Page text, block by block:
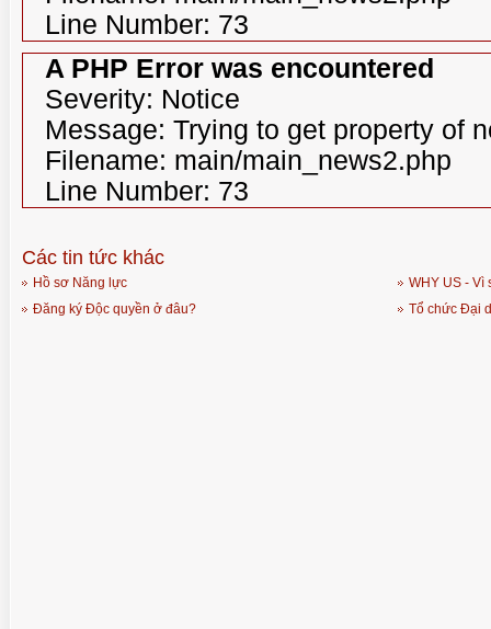
Line Number: 73
A PHP Error was encountered
Severity: Notice
Message: Trying to get property of
Filename: main/main_news2.php
Line Number: 73
Các tin tức khác
Hồ sơ Năng lực
Đăng ký Độc quyền ở đâu?
WHY US - Vì
Tổ chức Đại